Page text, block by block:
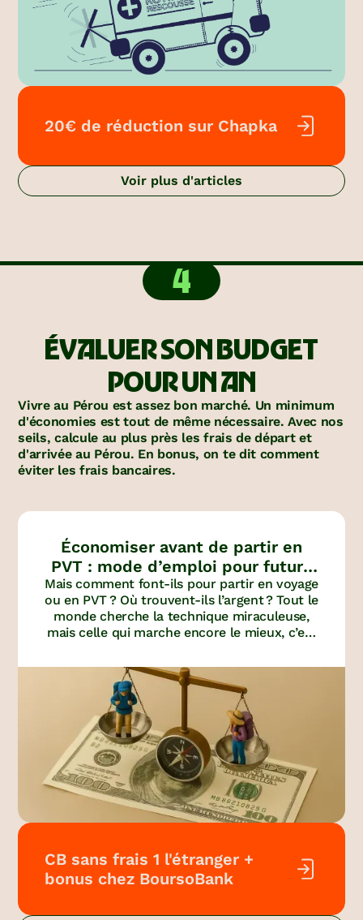
20€ de réduction sur Chapka
Voir plus d'articles
4
ÉVALUER SON BUDGET
POUR UN AN
Vivre au Pérou est assez bon marché. Un minimum
d'économies est tout de même nécessaire. Avec nos
seils, calcule au plus près les frais de départ et
d'arrivée au Pérou. En bonus, on te dit comment
éviter les frais bancaires.
Économiser avant de partir en
PVT : mode d’emploi pour futurs
voyageurs
Mais comment font-ils pour partir en voyage
ou en PVT ? Où trouvent-ils l’argent ? Tout le
monde cherche la technique miraculeuse,
mais celle qui marche encore le mieux, c’est
Vous serez surpris par les sommes qu’on
peut rapidement accumuler.
CB sans frais 1 l'étranger +
bonus chez BoursoBank